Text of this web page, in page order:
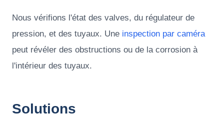
Nous vérifions l'état des valves, du régulateur de
pression, et des tuyaux. Une inspection par caméra
peut révéler des obstructions ou de la corrosion à
l'intérieur des tuyaux.
Solutions